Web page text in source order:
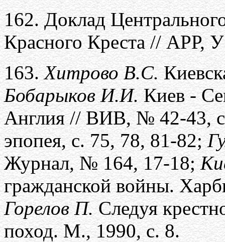
162.Доклад
Красного Креста // АРР,
163.Хитрово В.С.
Бобарыков И.И.Киев -
Англия // ВИВ, № 42-43,
эпопея, с. 75, 78, 81-82;
Журнал,№ 164,17-18;
гражданской войны.
Горелов П.Следуя
поход. М.,1990,с. 8.